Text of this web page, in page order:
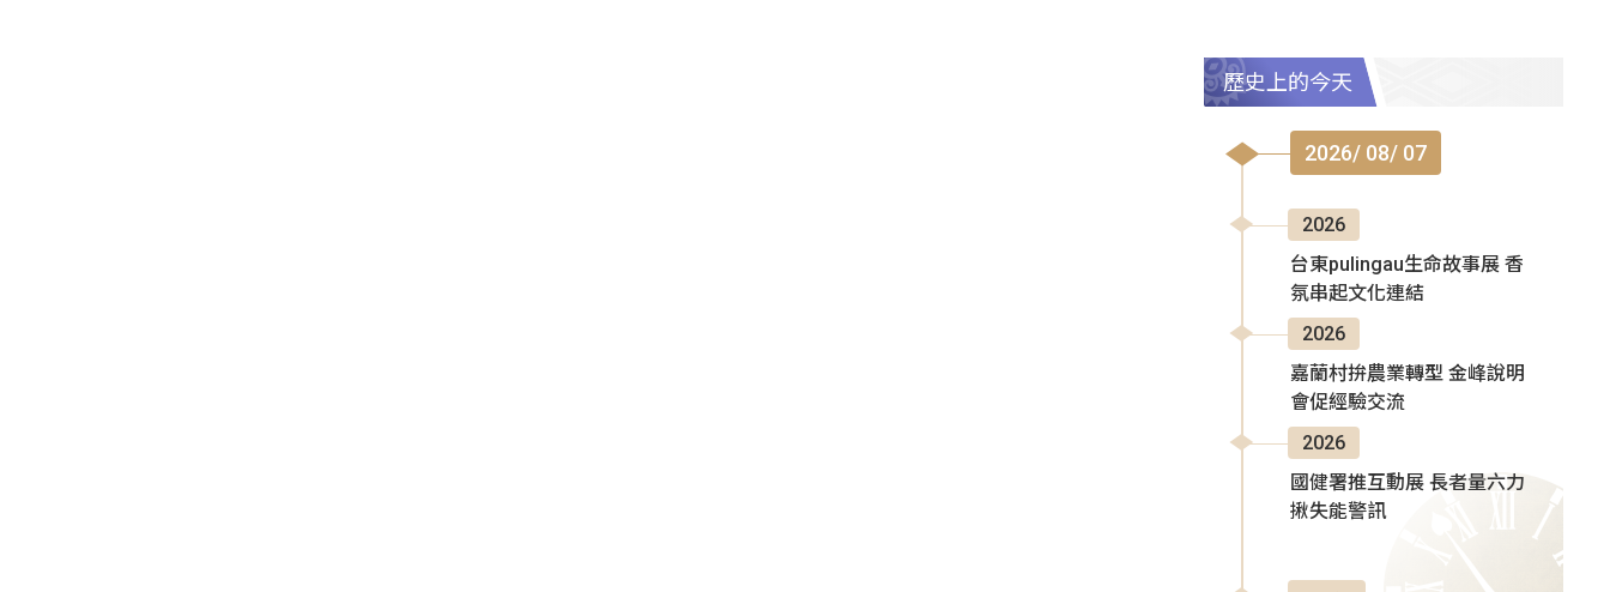
歷史上的今天
2026/ 08/ 07
2026
台東pulingau生命故事展 香
氛串起文化連結
2026
嘉蘭村拚農業轉型 金峰說明
會促經驗交流
2026
國健署推互動展 長者量六力
揪失能警訊